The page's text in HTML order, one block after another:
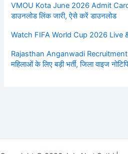
VMOU Kota June 2026 Admit
डाउनलोड लिंक जारी, ऐसे करें डाउनलोड
Watch FIFA World Cup 2026 Live
Rajasthan Anganwadi Recruitment
महिलाओं के लिए बड़ी भर्ती, जिला वाइज